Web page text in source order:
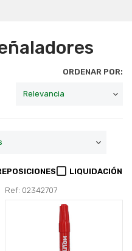
ORDENAR POR:
LIQUIDACIÓN
Ref: 02342707